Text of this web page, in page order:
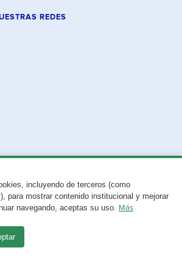
incluyendo de terceros (como
), para mostrar contenido institucional y mejorar
navegando, aceptas su uso. Más
REDES
con esta página?Repórtalo aquí.